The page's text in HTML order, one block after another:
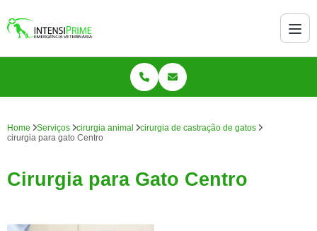
Home Serviços cirurgia animal
cirurgia de castração de gatos
cirurgia para gato Centro
Cirurgia para Gato Centro